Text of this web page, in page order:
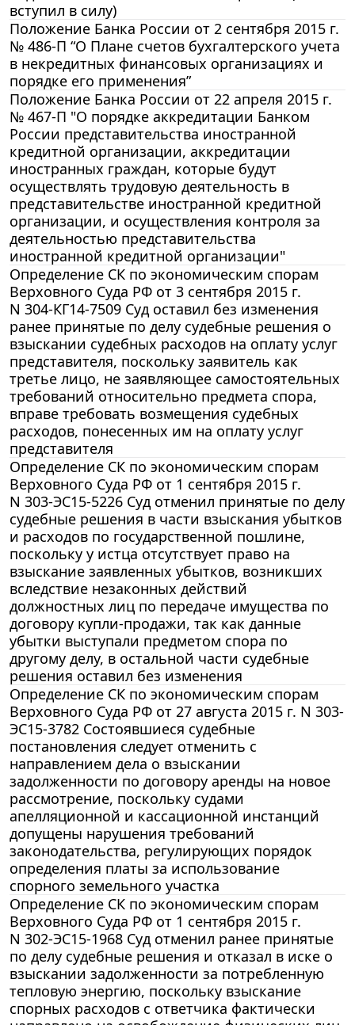
вступил в силу)
Положение Банка России от 2 сентября 2015 г.
№ 486-П “О Плане счетов бухгалтерского учета
в некредитных финансовых организациях и
порядке его применения”
Положение Банка России от 22 апреля 2015 г.
№ 467-П "О порядке аккредитации Банком
России представительства иностранной
кредитной организации, аккредитации
иностранных граждан, которые будут
осуществлять трудовую деятельность в
представительстве иностранной кредитной
организации, и осуществления контроля за
деятельностью представительства
иностранной кредитной организации"
Определение СК по экономическим спорам
Верховного Суда РФ от 3 сентября 2015 г.
N 304-КГ14-7509 Суд оставил без изменения
ранее принятые по делу судебные решения о
взыскании судебных расходов на оплату услуг
представителя, поскольку заявитель как
третье лицо, не заявляющее самостоятельных
требований относительно предмета спора,
вправе требовать возмещения судебных
расходов, понесенных им на оплату услуг
представителя
Определение СК по экономическим спорам
Верховного Суда РФ от 1 сентября 2015 г.
N 303-ЭС15-5226 Суд отменил принятые по делу
судебные решения в части взыскания убытков
и расходов по государственной пошлине,
поскольку у истца отсутствует право на
взыскание заявленных убытков, возникших
вследствие незаконных действий
должностных лиц по передаче имущества по
договору купли-продажи, так как данные
убытки выступали предметом спора по
другому делу, в остальной части судебные
решения оставил без изменения
Определение СК по экономическим спорам
Верховного Суда РФ от 27 августа 2015 г. N 303-
ЭС15-3782 Состоявшиеся судебные
постановления следует отменить с
направлением дела о взыскании
задолженности по договору аренды на новое
рассмотрение, поскольку судами
апелляционной и кассационной инстанций
допущены нарушения требований
законодательства, регулирующих порядок
определения платы за использование
спорного земельного участка
Определение СК по экономическим спорам
Верховного Суда РФ от 1 сентября 2015 г.
N 302-ЭС15-1968 Суд отменил ранее принятые
по делу судебные решения и отказал в иске о
взыскании задолженности за потребленную
тепловую энергию, поскольку взыскание
спорных расходов с ответчика фактически